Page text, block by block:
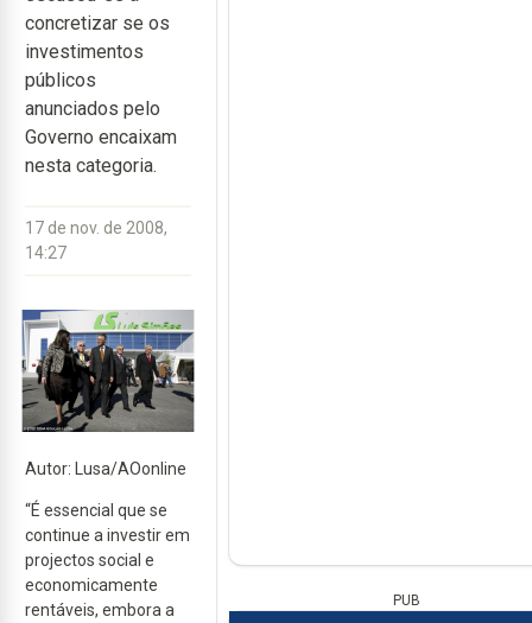
concretizar se os
investimentos
públicos
anunciados pelo
Governo encaixam
nesta categoria.
17 de nov. de 2008,
14:27
Autor: Lusa/AOonline
“É essencial que se
continue a investir em
projectos social e
economicamente
rentáveis, embora a
PUB